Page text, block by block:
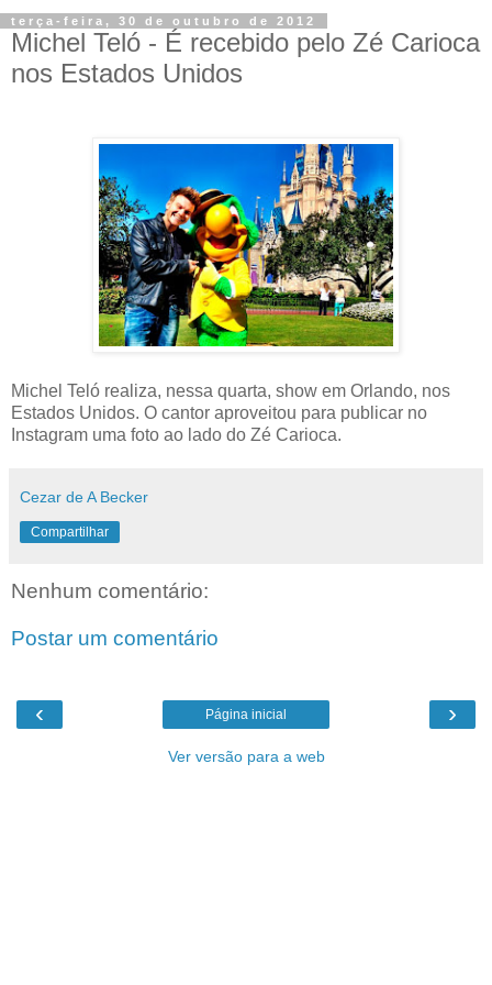
terça-feira, 30 de outubro de 2012
Michel Teló - É recebido pelo Zé Carioca
nos Estados Unidos
Michel Teló realiza, nessa quarta, show em Orlando, nos
Estados Unidos. O cantor aproveitou para publicar no
Instagram uma foto ao lado do Zé Carioca.
Cezar de A Becker
Compartilhar
Nenhum comentário:
Postar um comentário
‹ ›
Página inicial
Ver versão para a web